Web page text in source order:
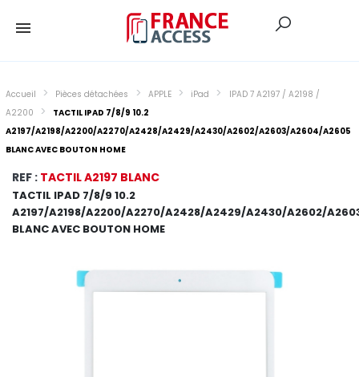
Accueil Pièces détachées APPLE iPad
IPAD 7 A2197 / A2198 /
A2200
TACTIL IPAD 7/8/9 10.2
A2197/A2198/A2200/A2270/A2428/A2429/A2430/A2602/A2603/A2604/A2605
BLANC AVEC BOUTON HOME
REF : TACTIL A2197 BLANC
TACTIL IPAD 7/8/9 10.2
A2197/A2198/A2200/A2270/A2428/A2429/A2430/A2602/
BLANC AVEC BOUTON HOME